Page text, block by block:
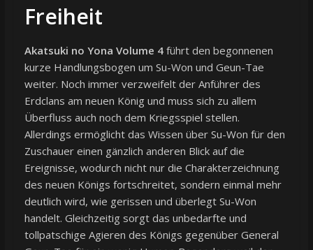
Freiheit
Akatsuki no Yona Volume 4führt den begonnenen
kurze Handlungsbogen um Su-Won und Geun-Tae
weiter. Noch immer verzweifelt der Anführer des
Erdclans am neuen König und muss sich zu allem
Überfluss auch noch dem Kriegsspiel stellen.
Allerdings ermöglicht das Wissen über Su-Won für den
Zuschauer einen gänzlich anderen Blick auf die
Ereignisse, wodurch nicht nur die Charakterzeichnung
des neuen Königs fortschreitet, sondern einmal mehr
deutlich wird, wie gerissen und überlegt Su-Won
handelt. Gleichzeitig sorgt das unbedarfte und
tollpatschige Agieren des Königs gegenüber General